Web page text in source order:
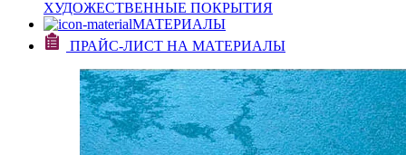
ХУДОЖЕСТВЕННЫЕ ПОКРЫТИЯ
МАТЕРИАЛЫ
ПРАЙС-ЛИСТ НА МАТЕРИАЛЫ